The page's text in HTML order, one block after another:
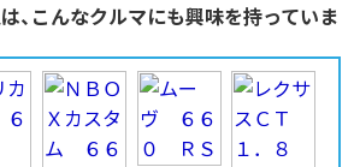
、こんなクルマにも興味を持っていま